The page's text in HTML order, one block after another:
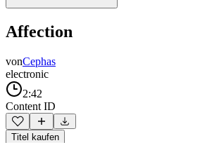
Affection
vonCephas
electronic
2:42
Content ID
Titel kaufen